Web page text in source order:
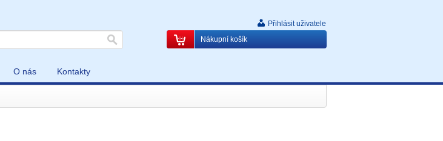
O nás Kontakty
Přihlásit uživatele
Nákupní košík